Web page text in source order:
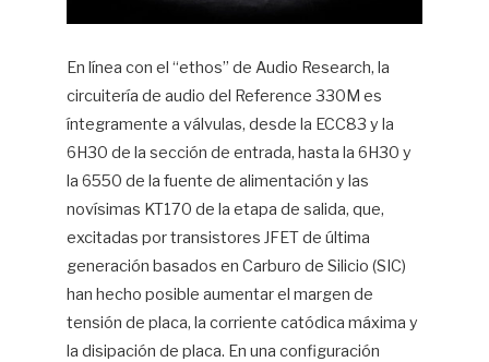
En línea con el “ethos” de Audio Research, la
circuitería de audio del Reference 330M es
íntegramente a válvulas, desde la ECC83 y la
6H30 de la sección de entrada, hasta la 6H30 y
la 6550 de la fuente de alimentación y las
novísimas KT170 de la etapa de salida, que,
excitadas por transistores JFET de última
generación basados en Carburo de Silicio (SIC)
han hecho posible aumentar el margen de
tensión de placa, la corriente catódica máxima y
la disipación de placa. En una configuración